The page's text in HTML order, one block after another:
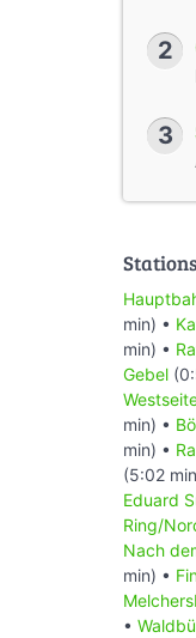
http://
5.
Seite
17:08
Seite
11:57
Seite
UTC.
5.
http://
http://
Seite
2
3
min) •
min) •
Gebel
min) •
min) •
(5:02
Eduard
Ring/
Nach
min) •
•